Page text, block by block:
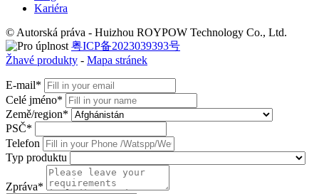
Kariéra
© Autorská práva - Huizhou ROYPOW Technology Co., Ltd.
粤ICP备2023039393号
Žhavé produkty - Mapa stránek
E-mail*
Celé jméno*
Země/region*
PSČ*
Telefon
Typ produktu
Zpráva*